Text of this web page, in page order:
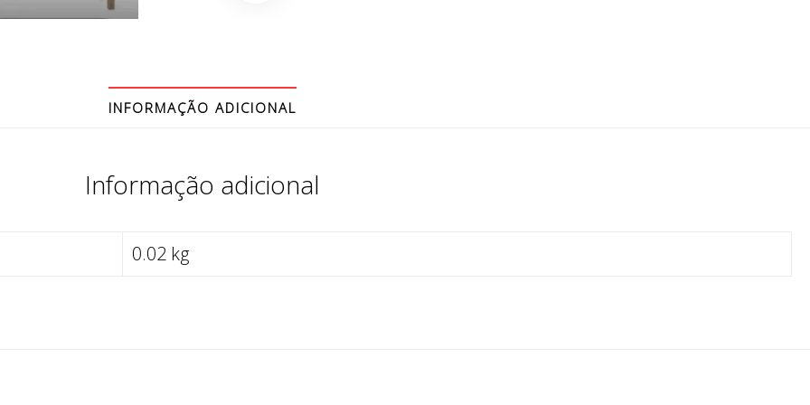
INFORMAÇÃO ADICIONAL
Informação adicional
0.02 kg